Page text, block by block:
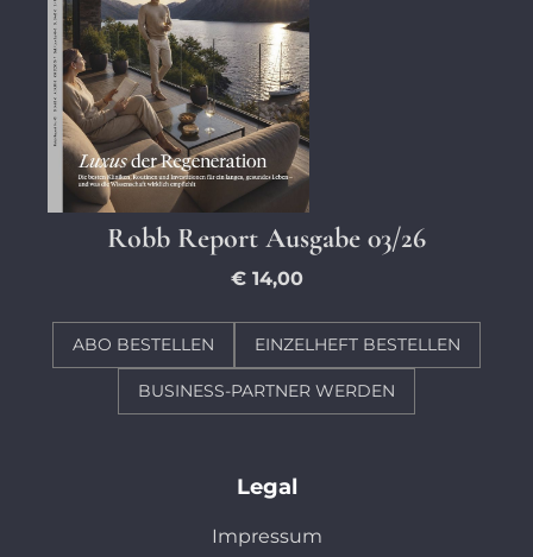
Robb Report Ausgabe 03/26
€ 14,00
ABO BESTELLEN EINZELHEFT BESTELLEN
BUSINESS-PARTNER WERDEN
Legal
Impressum